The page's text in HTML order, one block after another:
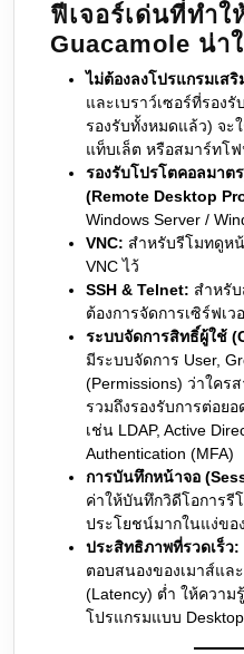
ฟีเจอร์เด่นที่ทำใ
Guacamole น่า
ไม่ต้องลงโปรแกรมเส
และเบราว์เซอร์ที่รอง
รองรับทั้งหมดแล้ว) จะ
แท็บเล็ต หรือสมาร์ทโ
รองรับโปรโตคอลมาต
(Remote Desktop
Windows Server /
VNC: สำหรับรีโมทดูห
VNC ไว้
SSH & Telnet: สำหรับ
ต้องการจัดการเซิร์ฟเ
ระบบจัดการสิทธิ์ผู้ใช้
มีระบบจัดการ User,
(Permissions) ว่าใคร
รวมถึงรองรับการต่อย
เช่น LDAP, Active
Authentication (MFA)
การบันทึกหน้าจอ
ค่าให้บันทึกวิดีโอการรี
ประโยชน์มากในแง่ขอ
ประสิทธิภาพที่รวดเร็ว:
ตอบสนองของเมาส์แล
(Latency) ต่ำ ให้ความ
โปรแกรมแบบ